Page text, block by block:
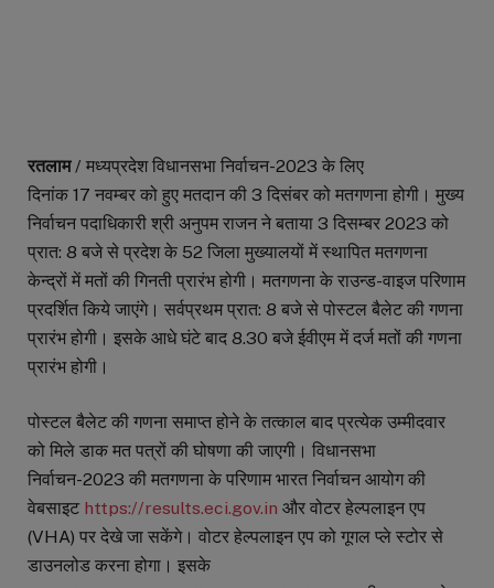
रतलाम/ मध्यप्रदेश विधानसभा निर्वाचन-2023 के लिए
दिनांक 17 नवम्बर को हुए मतदान की 3 दिसंबर को मतगणना होगी। मुख्य
निर्वाचन पदाधिकारी श्री अनुपम राजन ने बताया 3 दिसम्बर 2023 को
प्रात: 8 बजे से प्रदेश के 52 जिला मुख्यालयों में स्थापित मतगणना
केन्द्रों में मतों की गिनती प्रारंभ होगी। मतगणना के राउन्ड-वाइज परिणाम
प्रदर्शित किये जाएंगे। सर्वप्रथम प्रात: 8 बजे से पोस्टल बैलेट की गणना
प्रारंभ होगी। इसके आधे घंटे बाद 8.30 बजे ईवीएम में दर्ज मतों की गणना
प्रारंभ होगी।
पोस्टल बैलेट की गणना समाप्त होने के तत्काल बाद प्रत्येक उम्मीदवार
को मिले डाक मत पत्रों की घोषणा की जाएगी। विधानसभा
निर्वाचन-2023 की मतगणना के परिणाम भारत निर्वाचन आयोग की
वेबसाइट https://results.eci.gov.in और वोटर हेल्पलाइन एप
(VHA) पर देखे जा सकेंगे। वोटर हेल्पलाइन एप को गूगल प्ले स्टोर से
डाउनलोड करना होगा। इसके